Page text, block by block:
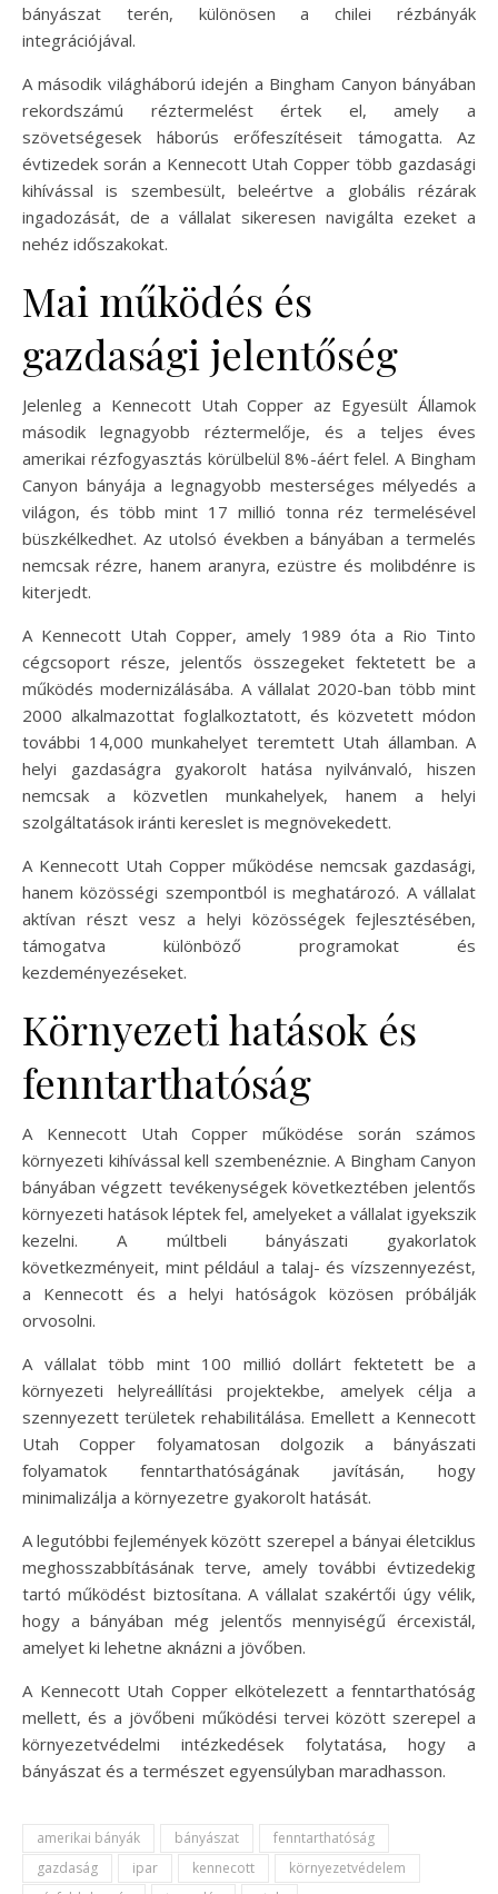
bányászat terén, különösen a chilei rézbányák
integrációjával.
A második világháború idején a Bingham Canyon bányában
rekordszámú réztermelést értek el, amely a
szövetségesek háborús erőfeszítéseit támogatta. Az
évtizedek során a Kennecott Utah Copper több gazdasági
kihívással is szembesült, beleértve a globális rézárak
ingadozását, de a vállalat sikeresen navigálta ezeket a
nehéz időszakokat.
Mai működés és
gazdasági jelentőség
Jelenleg a Kennecott Utah Copper az Egyesült Államok
második legnagyobb réztermelője, és a teljes éves
amerikai rézfogyasztás körülbelül 8%-áért felel. A Bingham
Canyon bányája a legnagyobb mesterséges mélyedés a
világon, és több mint 17 millió tonna réz termelésével
büszkélkedhet. Az utolsó években a bányában a termelés
nemcsak rézre, hanem aranyra, ezüstre és molibdénre is
kiterjedt.
A Kennecott Utah Copper, amely 1989 óta a Rio Tinto
cégcsoport része, jelentős összegeket fektetett be a
működés modernizálásába. A vállalat 2020-ban több mint
2000 alkalmazottat foglalkoztatott, és közvetett módon
további 14,000 munkahelyet teremtett Utah államban. A
helyi gazdaságra gyakorolt hatása nyilvánvaló, hiszen
nemcsak a közvetlen munkahelyek, hanem a helyi
szolgáltatások iránti kereslet is megnövekedett.
A Kennecott Utah Copper működése nemcsak gazdasági,
hanem közösségi szempontból is meghatározó. A vállalat
aktívan részt vesz a helyi közösségek fejlesztésében,
támogatva különböző programokat és
kezdeményezéseket.
Környezeti hatások és
fenntarthatóság
A Kennecott Utah Copper működése során számos
környezeti kihívással kell szembenéznie. A Bingham Canyon
bányában végzett tevékenységek következtében jelentős
környezeti hatások léptek fel, amelyeket a vállalat igyekszik
kezelni. A múltbeli bányászati gyakorlatok
következményeit, mint például a talaj- és vízszennyezést,
a Kennecott és a helyi hatóságok közösen próbálják
orvosolni.
A vállalat több mint 100 millió dollárt fektetett be a
környezeti helyreállítási projektekbe, amelyek célja a
szennyezett területek rehabilitálása. Emellett a Kennecott
Utah Copper folyamatosan dolgozik a bányászati
folyamatok fenntarthatóságának javításán, hogy
minimalizálja a környezetre gyakorolt hatását.
A legutóbbi fejlemények között szerepel a bányai életciklus
meghosszabbításának terve, amely további évtizedekig
tartó működést biztosítana. A vállalat szakértői úgy vélik,
hogy a bányában még jelentős mennyiségű ércexistál,
amelyet ki lehetne aknázni a jövőben.
A Kennecott Utah Copper elkötelezett a fenntarthatóság
mellett, és a jövőbeni működési tervei között szerepel a
környezetvédelmi intézkedések folytatása, hogy a
bányászat és a természet egyensúlyban maradhasson.
amerikai bányák bányászat
fenntarthatóság
gazdaság
ipar kennecott
környezetvédelem